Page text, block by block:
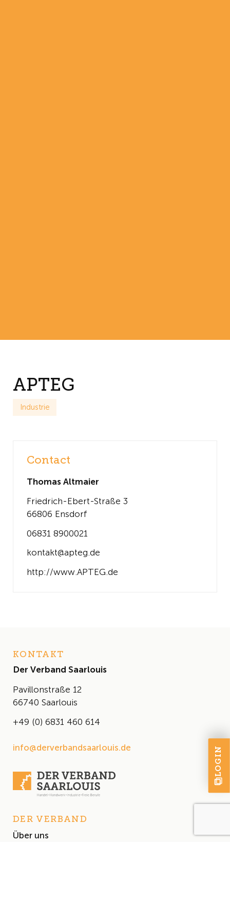
APTEG
Industrie
Contact
Thomas Altmaier
Friedrich-Ebert-Straße 3
66806 Ensdorf
06831 8900021
kontakt@apteg.de
http://www.APTEG.de
KONTAKT
Der Verband Saarlouis
Pavillonstraße 12
66740 Saarlouis
+49 (0) 6831 460 614
info@derverbandsaarlouis.de
DER VERBAND
Über uns
LOGIN